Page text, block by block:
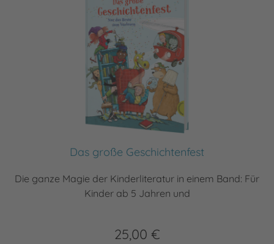
Das große Geschichtenfest
Die ganze Magie der Kinderliteratur in einem Band: Für
Kinder ab 5 Jahren und
25,00 €